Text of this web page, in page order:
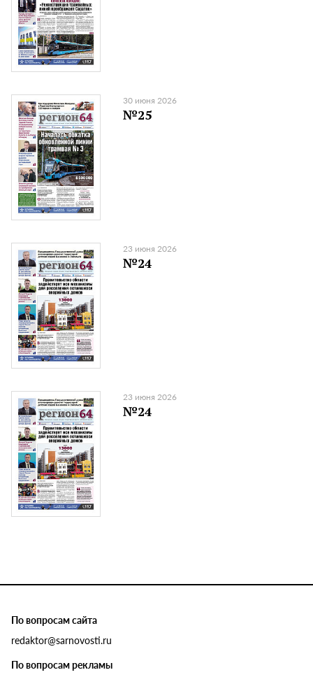
30 июня 2026
№25
23 июня 2026
№24
23 июня 2026
№24
По вопросам сайта
redaktor@sarnovosti.ru
По вопросам рекламы